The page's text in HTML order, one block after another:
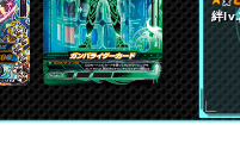
絆